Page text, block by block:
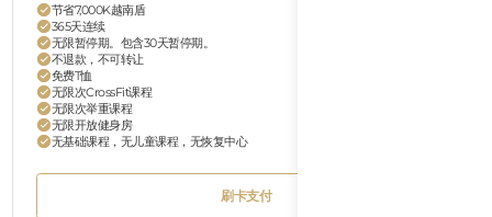
节省7,000K越南盾
365天连续
无限暂停期。包含30天暂停期。
不退款，不可转让
免费T恤
无限次CrossFit课程
无限次举重课程
无限开放健身房
无基础课程，无儿童课程，无恢复中心
刷卡支付